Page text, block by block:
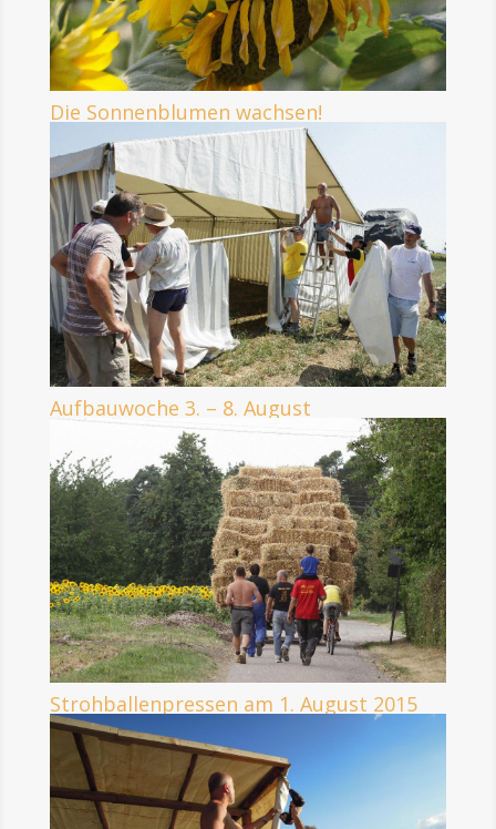
Die Sonnenblumen wachsen!
Aufbauwoche 3. – 8. August
Strohballenpressen am 1. August 2015